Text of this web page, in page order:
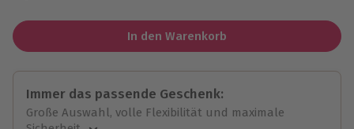
In den Warenkorb
Immer das passende Geschenk:
Große Auswahl, volle Flexibilität und maximale